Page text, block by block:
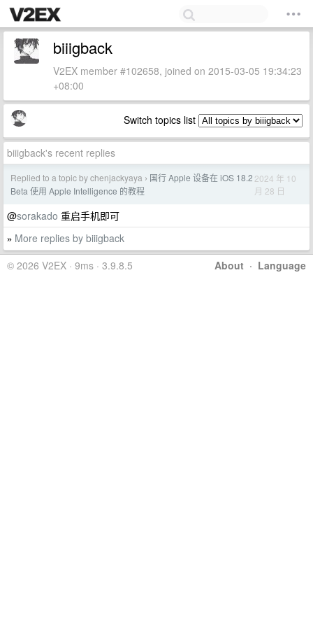
biiigback
V2EX member #102658, joined on 2015-03-05 19:34:23
+08:00
Switch topics list
biiigback's recent replies
Replied to a topic by chenjackyaya › 国行 Apple 设备在 iOS 18.2
Beta 使用 Apple Intelligence 的教程
2024 年 10
月 28 日
@sorakado 重启手机即可
» More replies by biiigback
About · Language
© 2026 V2EX · 9ms · 3.9.8.5